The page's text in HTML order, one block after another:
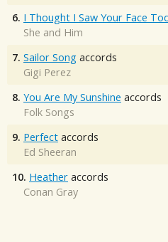
6. I Thought I Saw Your Face
She and Him
7. Sailor Song accords
Gigi Perez
8. You Are My Sunshine accords
Folk Songs
9. Perfect accords
Ed Sheeran
10. Heather accords
Conan Gray